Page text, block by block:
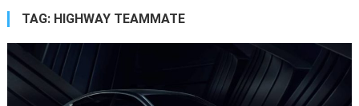
TAG: HIGHWAY TEAMMATE